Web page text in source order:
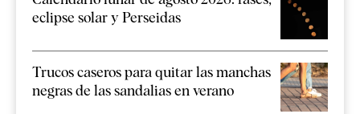
eclipse solar y Perseidas
Trucos caseros para quitar las manchas
negras de las sandalias en verano